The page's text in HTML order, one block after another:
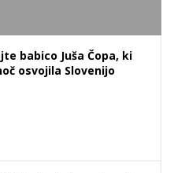
babico Juša Čopa, ki
osvojila Slovenijo